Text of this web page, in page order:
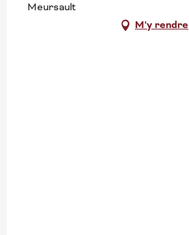
Meursault
M'y rendre